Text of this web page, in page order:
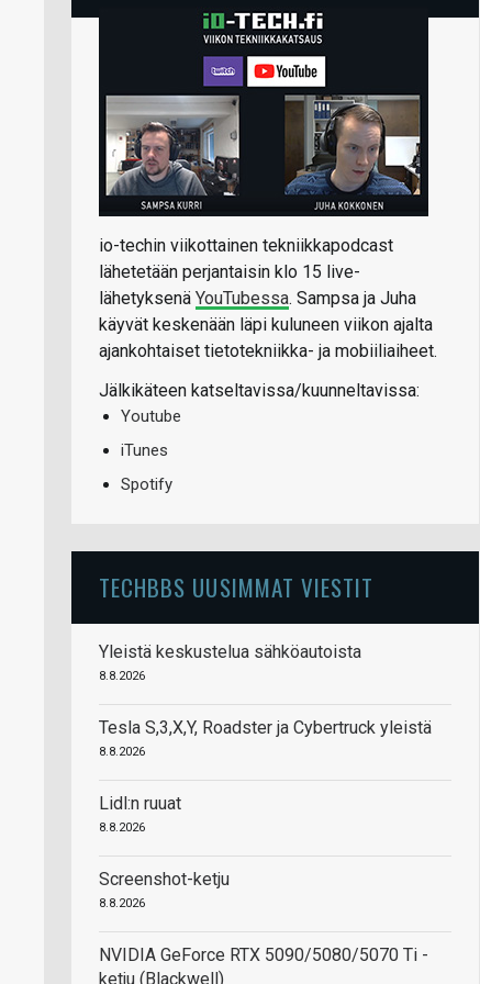
io-techin viikottainen tekniikkapodcast
lähetetään perjantaisin klo 15 live-
lähetyksenä YouTubessa. Sampsa ja Juha
käyvät keskenään läpi kuluneen viikon ajalta
ajankohtaiset tietotekniikka- ja mobiiliaiheet.
Jälkikäteen katseltavissa/kuunneltavissa:
Youtube
iTunes
Spotify
TECHBBS UUSIMMAT VIESTIT
Yleistä keskustelua sähköautoista
8.8.2026
Tesla S,3,X,Y, Roadster ja Cybertruck yleistä
8.8.2026
Lidl:n ruuat
8.8.2026
Screenshot-ketju
8.8.2026
NVIDIA GeForce RTX 5090/5080/5070 Ti -
ketju (Blackwell)